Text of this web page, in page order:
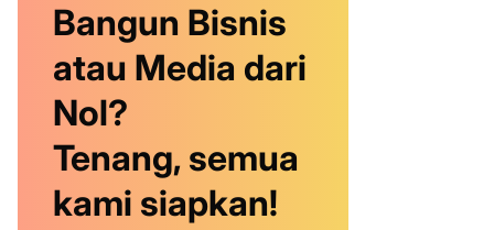
Bangun Bisnis
atau Media dari
Nol?
Tenang, semua
kami siapkan!